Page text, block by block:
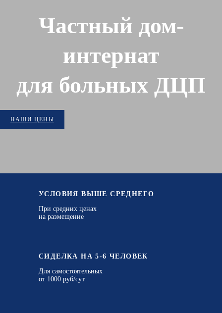
Частный дом-
интернат
для больных ДЦП
НАШИ ЦЕНЫ
УСЛОВИЯ ВЫШЕ СРЕДНЕГО
При средних ценах
на размещение
СИДЕЛКА НА 5-6 ЧЕЛОВЕК
Для самостоятельных
от 1000 руб/сут